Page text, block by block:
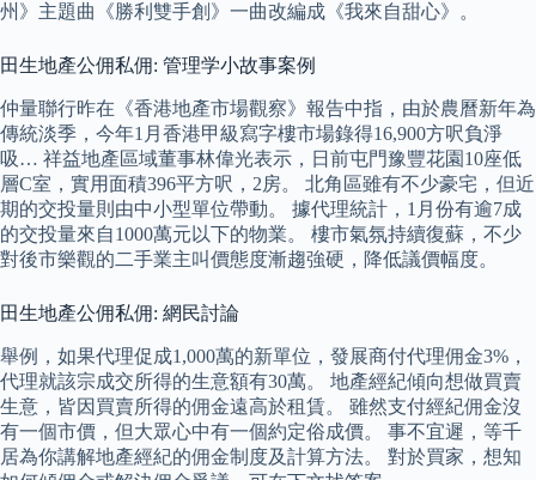
州》主題曲《勝利雙手創》一曲改編成《我來自甜心》。
田生地產公佣私佣: 管理学小故事案例
仲量聯行昨在《香港地產市場觀察》報告中指，由於農曆新年為
傳統淡季，今年1月香港甲級寫字樓市場錄得16,900方呎負淨
吸… 祥益地產區域董事林偉光表示，日前屯門豫豐花園10座低
層C室，實用面積396平方呎，2房。 北角區雖有不少豪宅，但近
期的交投量則由中小型單位帶動。 據代理統計，1月份有逾7成
的交投量來自1000萬元以下的物業。 樓市氣氛持續復蘇，不少
對後市樂觀的二手業主叫價態度漸趨強硬，降低議價幅度。
田生地產公佣私佣: 網民討論
舉例，如果代理促成1,000萬的新單位，發展商付代理佣金3%，
代理就該宗成交所得的生意額有30萬。 地產經紀傾向想做買賣
生意，皆因買賣所得的佣金遠高於租賃。 雖然支付經紀佣金沒
有一個市價，但大眾心中有一個約定俗成價。 事不宜遲，等千
居為你講解地產經紀的佣金制度及計算方法。 對於買家，想知